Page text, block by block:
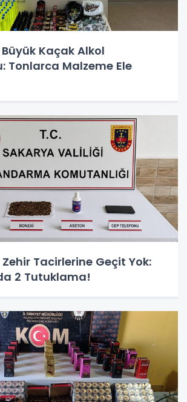
Kaçak Alkol
Tonlarca Malzeme Ele
Tacirlerine Geçit Yok:
2 Tutuklama!